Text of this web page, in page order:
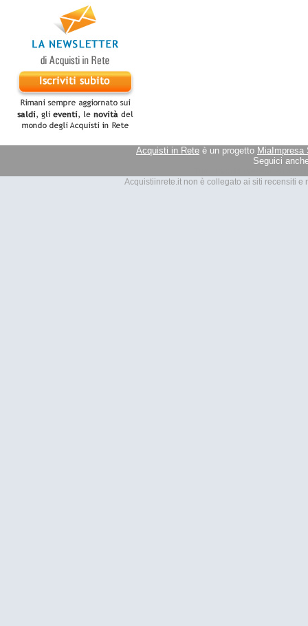
Acquisti in Rete è un progetto MiaImpresa
Seguici
Acquistiinrete.it non è collegato ai siti recensiti